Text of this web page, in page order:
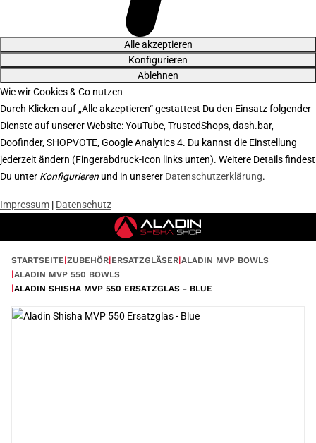
Alle akzeptieren
Konfigurieren
Ablehnen
Wie wir Cookies & Co nutzen
Durch Klicken auf „Alle akzeptieren“ gestattest Du den Einsatz folgender
Dienste auf unserer Website: YouTube, TrustedShops, dash.bar,
Doofinder, SHOPVOTE, Google Analytics 4. Du kannst die Einstellung
jederzeit ändern (Fingerabdruck-Icon links unten). Weitere Details findest
Du unter Konfigurieren und in unserer Datenschutzerklärung.
Impressum | Datenschutz
STARTSEITE ZUBEHÖR ERSATZGLÄSER ALADIN MVP BOWLS
ALADIN MVP 550 BOWLS
ALADIN SHISHA MVP 550 ERSATZGLAS - BLUE